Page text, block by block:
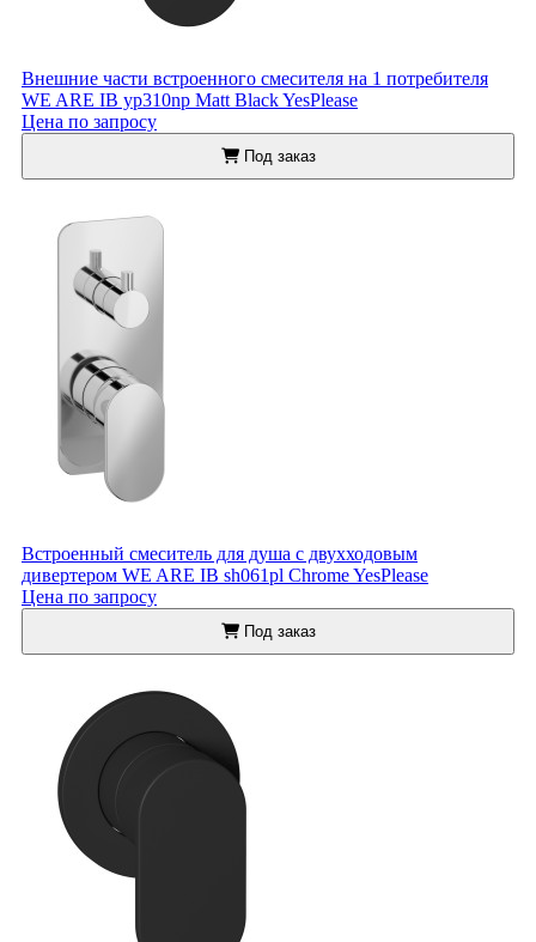
Внешние части встроенного смесителя на 1 потребителя
WE ARE IB yp310np Matt Black YesPlease
Цена по запросу
Под заказ
Встроенный смеситель для душа с двухходовым
дивертером WE ARE IB sh061pl Chrome YesPlease
Цена по запросу
Под заказ